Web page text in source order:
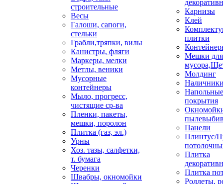
строительные
Весы
Галоши, сапоги,
стельки
Грабли,тряпки, вилы
Канистры, фляги
Маркеры, мелки
Метлы, веники
Мусорные
контейнеры
Мыло, прогресс,
чистящие ср-ва
Пленки, пакеты,
мешки, поролон
Плитка (газ, эл.)
Урны
Хоз. тазы, салфетки,
т. бумага
Черенки
Швабры, окномойки
Карнизы
Клей
плитки
Мешки для
Молдинг
Напольные
покрытия
Панели
Плинтус/
Плитка
Плитка
Роллеты,